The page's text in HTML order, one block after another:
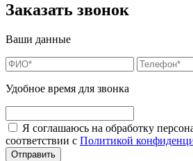
Заказать звонок
Ваши данные
Удобное время для звонка
Я соглашаюсь на обработку
соответствии с Политикой